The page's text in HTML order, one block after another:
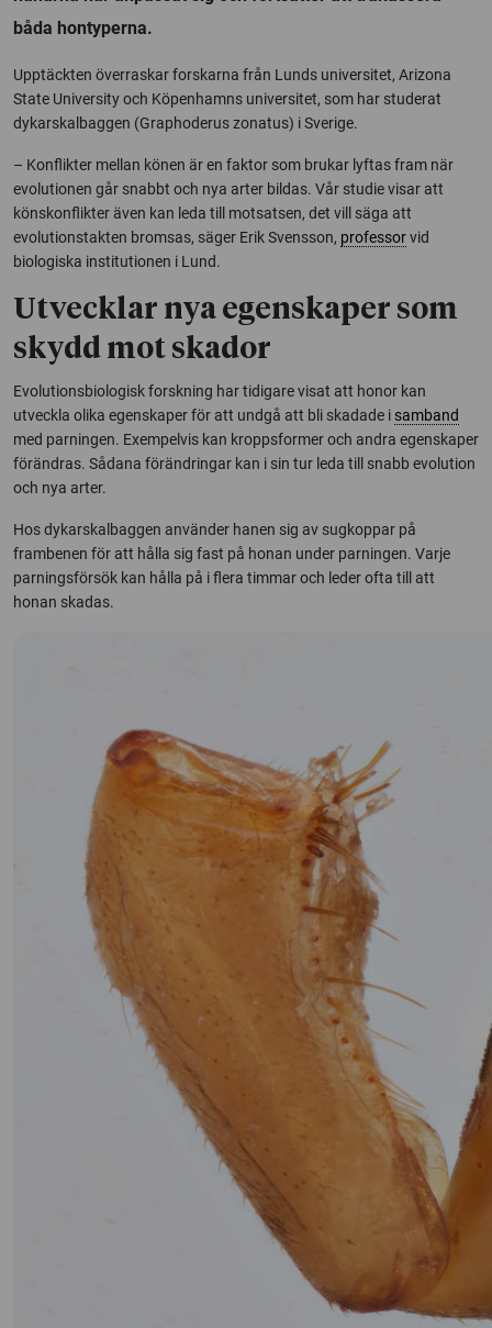
båda hontyperna.
Upptäckten överraskar forskarna från Lunds universitet, Arizona
State University och Köpenhamns universitet, som har studerat
dykarskalbaggen (Graphoderus zonatus) i Sverige.
– Konflikter mellan könen är en faktor som brukar lyftas fram när
evolutionen går snabbt och nya arter bildas. Vår studie visar att
könskonflikter även kan leda till motsatsen, det vill säga att
evolutionstakten bromsas, säger Erik Svensson, professorvid
biologiska institutionen i Lund.
Utvecklar nya egenskaper som
skydd mot skador
Evolutionsbiologisk forskning har tidigare visat att honor kan
utveckla olika egenskaper för att undgå att bli skadade i samband
med parningen. Exempelvis kan kroppsformer och andra egenskaper
förändras. Sådana förändringar kan i sin tur leda till snabb evolution
och nya arter.
Hos dykarskalbaggen använder hanen sig av sugkoppar på
frambenen för att hålla sig fast på honan under parningen. Varje
parningsförsök kan hålla på i flera timmar och leder ofta till att
honan skadas.